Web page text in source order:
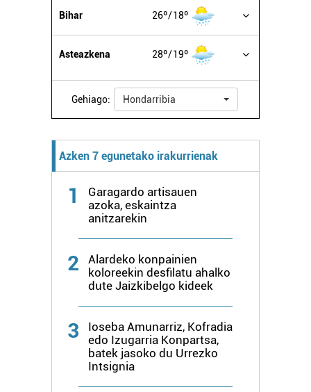
Bihar 26º 18º
Asteazkena 28º 19º
Gehiago: Hondarribia
Azken 7 egunetako irakurrienak
1
Garagardo artisauen
azoka, eskaintza
anitzarekin
2
Alardeko konpainien
koloreekin desfilatu ahalko
dute Jaizkibelgo kideek
3
Ioseba Amunarriz, Kofradia
edo Izugarria Konpartsa,
batek jasoko du Urrezko
Intsignia